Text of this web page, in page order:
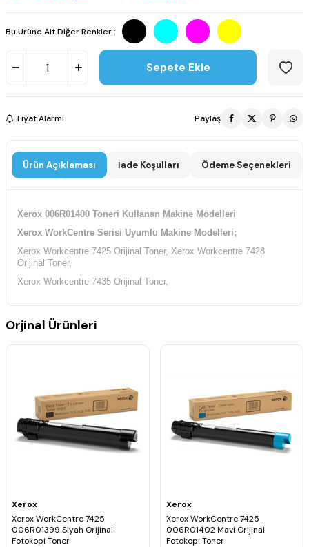
Bu Ürüne Ait Diğer Renkler :
Sepete Ekle
Fiyat Alarmı Paylaş
Ürün Açıklaması İade Koşulları Ödeme Seçenekleri
Xerox 006R01400 Toneri Kullanan Makine Modelleri
Xerox WorkCentre Serisi Uyumlu Makine Modelleri;
Xerox Workcentre 7425 Orijinal Toner, Xerox Workcentre 7428
Orijinal Toner,
Xerox Workcentre 7435 Orijinal Toner,
Orjinal Ürünleri
Xerox
Xerox WorkCentre 7425
006R01399 Siyah Orijinal
Fotokopi Toner
Xerox
Xerox WorkCentre 7425
006R01402 Mavi Orijinal
Fotokopi Toner